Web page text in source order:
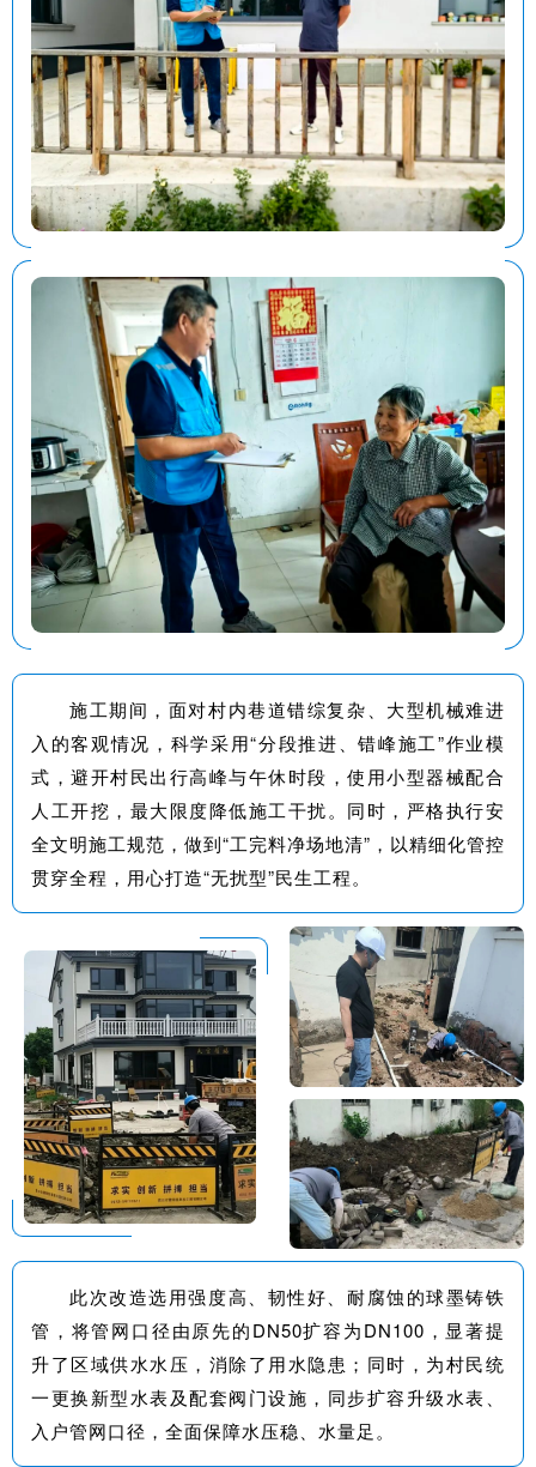
施工期间，面对村内巷道错综复杂、大型机械难进
入的客观情况，科学采用“分段推进、错峰施工”作业模
式，避开村民出行高峰与午休时段，使用小型器械配合
人工开挖，最大限度降低施工干扰。同时，严格执行安
全文明施工规范，做到“工完料净场地清”，以精细化管控
贯穿全程，用心打造“无扰型”民生工程。
此次改造选用强度高、韧性好、耐腐蚀的球墨铸铁
管，将管网口径由原先的DN50扩容为DN100，显著提
升了区域供水水压，消除了用水隐患；同时，为村民统
一更换新型水表及配套阀门设施，同步扩容升级水表、
入户管网口径，全面保障水压稳、水量足。